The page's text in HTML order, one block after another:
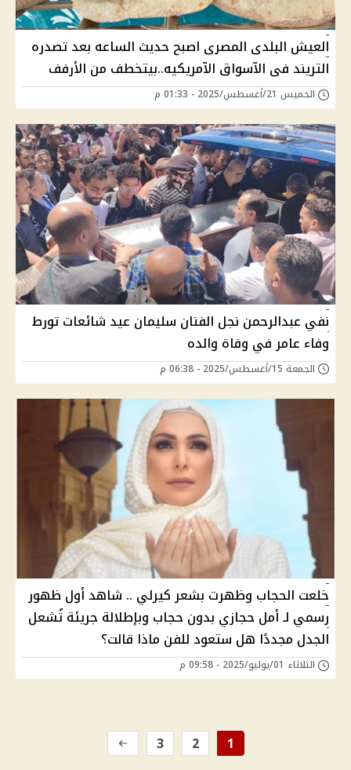
العيش البلدى المصرى اصبح حديث الساعه بعد تصدره
التريند فى الآسواق الآمريكيه..بيتخطف من الأرفف
الخميس 21/أغسطس/2025 - 01:33 م
نفي عبدالرحمن نجل الفنان سليمان عيد شائعات تورط
وفاء عامر في وفاة والده
الجمعة 15/أغسطس/2025 - 06:38 م
خلعت الحجاب وظهرت بشعر كيرلي .. شاهد أول ظهور
رسمي لـ أمل حجازي بدون حجاب وبإطلالة جريئة تُشعل
الجدل مجددًا هل ستعود للفن ماذا قالت؟
الثلاثاء 01/يوليو/2025 - 09:58 م
1
2
3